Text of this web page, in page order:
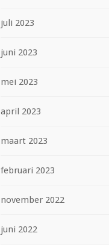
juli 2023
juni 2023
mei 2023
april 2023
maart 2023
februari 2023
november 2022
juni 2022